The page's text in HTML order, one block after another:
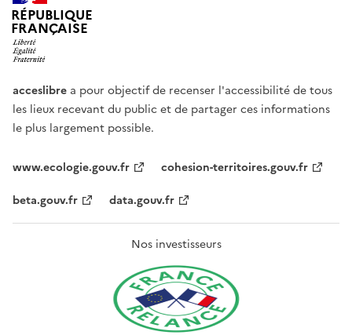
RÉPUBLIQUE
FRANÇAISE
acceslibre a pour objectif de recenser l'accessibilité de tous
les lieux recevant du public et de partager ces informations
le plus largement possible.
www.ecologie.gouv.fr
cohesion-territoires.gouv.fr
beta.gouv.fr
data.gouv.fr
Nos investisseurs